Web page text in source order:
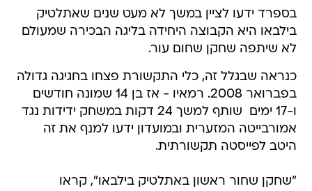
בספרד ידעו לציין במשך לא מעט שנים שאתלטיק
בילבאו היא הקבוצה היחידה בליגה הבכירה שמעולם
לא שיתפה שחקן שחום עור.
כנראה שבגלל זה, כלי התקשורת פצחו בחגיגה גדולה
בפברואר 2008. רמאיו - אז בן 14 שמונה חודשים
ו-17 ימים  שותף למשך 24 דקות במשחק ידידות נגד
אמורבייטה המזערית ובמועדון ידעו למנף את זה
היטב לפייסטה תקשורתית.
"שחקן שחור ראשון באתלטיק בילבאו", קראו